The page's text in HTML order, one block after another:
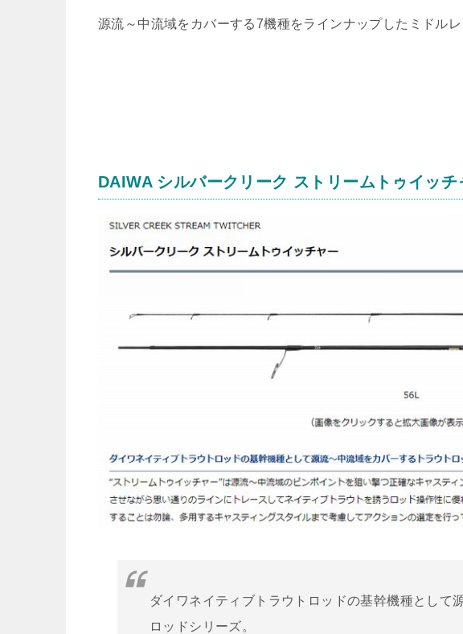
源流～中流域をカバーする7機種をラインナップしたミドル
DAIWA シルバークリーク ストリームトゥイッチ
ダイワネイティブトラウトロッドの基幹機種として
ロッドシリーズ。